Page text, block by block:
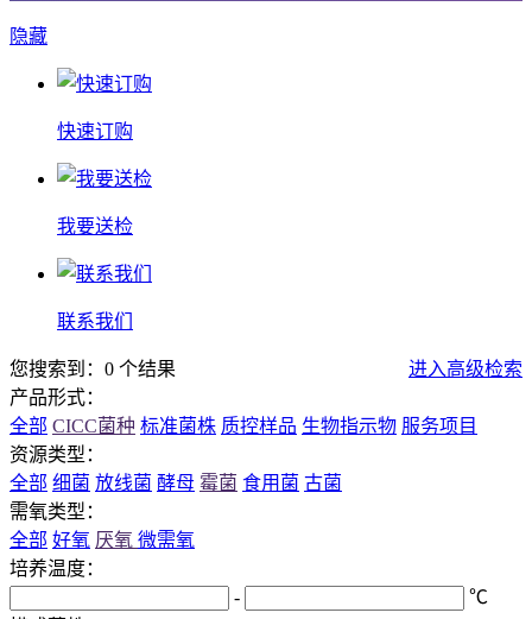
隐藏
快速订购
我要送检
联系我们
您搜索到：0 个结果
进入高级检索
产品形式：
全部 CICC菌种 标准菌株 质控样品 生物指示物 服务项目
资源类型：
全部 细菌 放线菌 酵母 霉菌 食用菌 古菌
需氧类型：
全部 好氧 厌氧 微需氧
培养温度：
-
℃